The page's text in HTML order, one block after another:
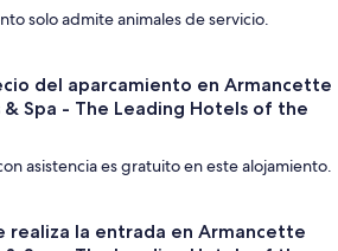
solo admite animales de servicio.
del aparcamiento en Armancette
Spa - The Leading Hotels of the
asistencia es gratuito en este alojamiento.
realiza la entrada en Armancette